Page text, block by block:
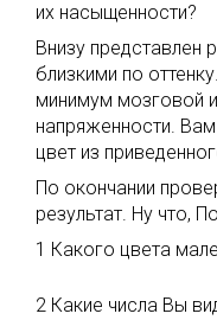
их насыщенности?
Внизу представлен
близкими по
минимум мозговой
напряженности.
цвет из
По окончании
результат. Ну что,
1 Какого цвета
2 Какие числа Вы